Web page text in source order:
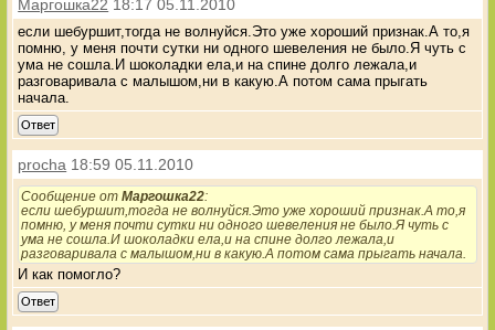
Маргошка22 18:17 05.11.2010
если шебуршит,тогда не волнуйся.Это уже хороший признак.А то,я
помню, у меня почти сутки ни одного шевеления не было.Я чуть с
ума не сошла.И шоколадки ела,и на спине долго лежала,и
разговаривала с малышом,ни в какую.А потом сама прыгать
начала.
Ответ
procha 18:59 05.11.2010
Сообщение отМаргошка22:
если шебуршит,тогда не волнуйся.Это уже хороший признак.А то,я
помню, у меня почти сутки ни одного шевеления не было.Я чуть с
ума не сошла.И шоколадки ела,и на спине долго лежала,и
разговаривала с малышом,ни в какую.А потом сама прыгать начала.
И как помогло?
Ответ